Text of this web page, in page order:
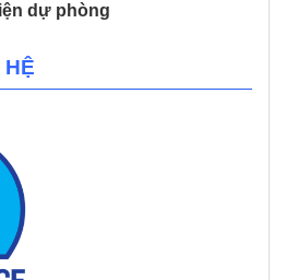
dự phòng
HỆ